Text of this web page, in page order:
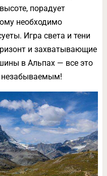
порадует
необходимо
Игра света и тени
и захватывающие
в Альпах — все это
незабываемым!